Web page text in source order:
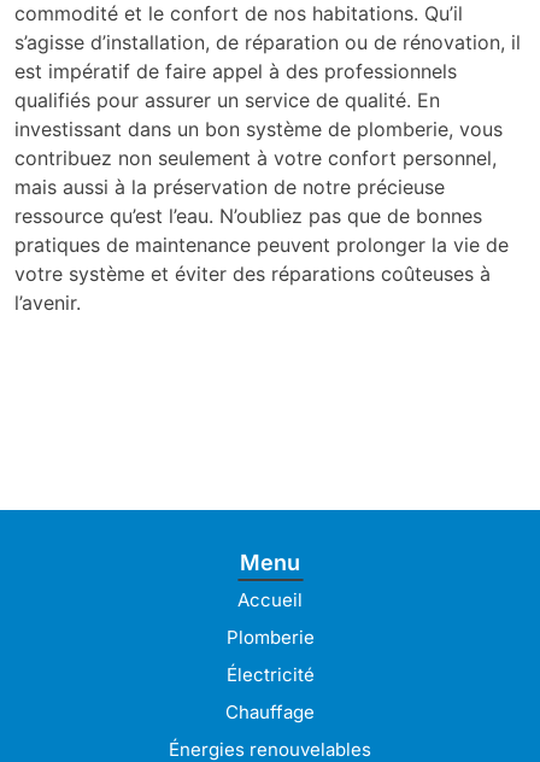
commodité et le confort de nos habitations. Qu’il
s’agisse d’installation, de réparation ou de rénovation, il
est impératif de faire appel à des professionnels
qualifiés pour assurer un service de qualité. En
investissant dans un bon système de plomberie, vous
contribuez non seulement à votre confort personnel,
mais aussi à la préservation de notre précieuse
ressource qu’est l’eau. N’oubliez pas que de bonnes
pratiques de maintenance peuvent prolonger la vie de
votre système et éviter des réparations coûteuses à
l’avenir.
Menu
Accueil
Plomberie
Électricité
Chauffage
Énergies renouvelables